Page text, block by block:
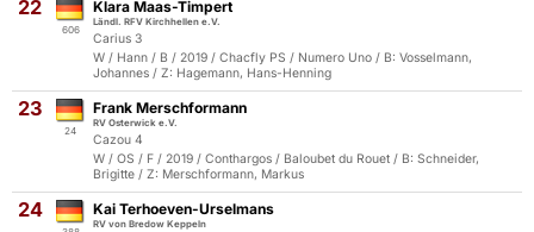
22
606
Klara Maas-Timpert
Ländl. RFV Kirchhellen e.V.
Carius 3
W / Hann / B / 2019 / Chacfly PS / Numero Uno / B: Vosselmann,
Johannes / Z: Hagemann, Hans-Henning
23
24
Frank Merschformann
RV Osterwick e.V.
Cazou 4
W / OS / F / 2019 / Conthargos / Baloubet du Rouet / B: Schneider,
Brigitte / Z: Merschformann, Markus
24 Kai Terhoeven-Urselmans
RV von Bredow Keppeln